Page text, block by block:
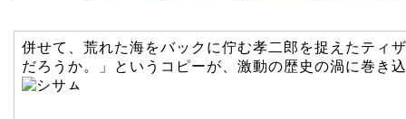
併せて、荒れた海をバックに佇む孝二郎を捉えたティ
だろうか。」というコピーが、激動の歴史の渦に巻き